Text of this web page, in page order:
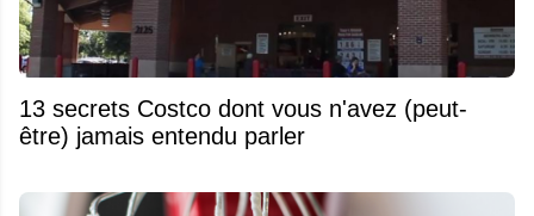
13 secrets Costco dont vous n'avez (peut-
être) jamais entendu parler